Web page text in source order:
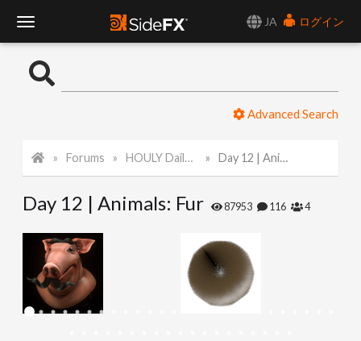
JA
ログイン
o
l
Advanced Search
Forums HOULY Daily Challenge Day 12 | Animals: Fur
Day 12 | Animals: Fur 87953 116 4